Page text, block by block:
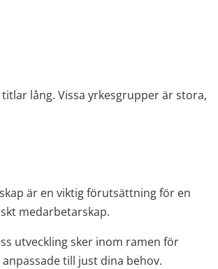
lång. Vissa yrkesgrupper är stora,
är en viktig förutsättning för en
medarbetarskap.
utveckling sker inom ramen för
till just dina behov.